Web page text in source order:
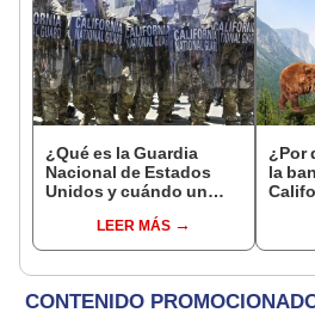
¿Qué es la Guardia
Nacional de Estados
Unidos y cuándo un
desplegarla?
LEER MÁS
¿Por
la